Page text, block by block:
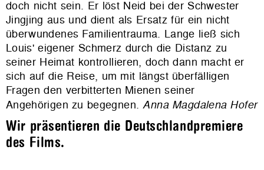
doch nicht sein. Er löst Neid bei der Schwester
Jingjing aus und dient als Ersatz für ein nicht
überwundenes Familientrauma. Lange ließ sich
Louis' eigener Schmerz durch die Distanz zu
seiner Heimat kontrollieren, doch dann macht er
sich auf die Reise, um mit längst überfälligen
Fragen den verbitterten Mienen seiner
Angehörigen zu begegnen.Anna Magdalena Hofer
Wir präsentieren die Deutschlandpremiere
des Films.